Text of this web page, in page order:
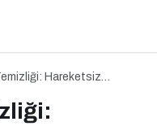
Hareketsiz
İyi Güvenlik